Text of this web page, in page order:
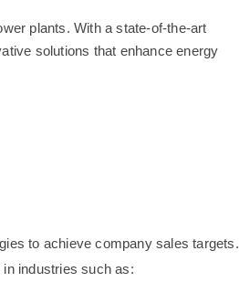
plants. With a state-of-the-art
solutions that enhance energy
to achieve company sales targets.
industries such as: